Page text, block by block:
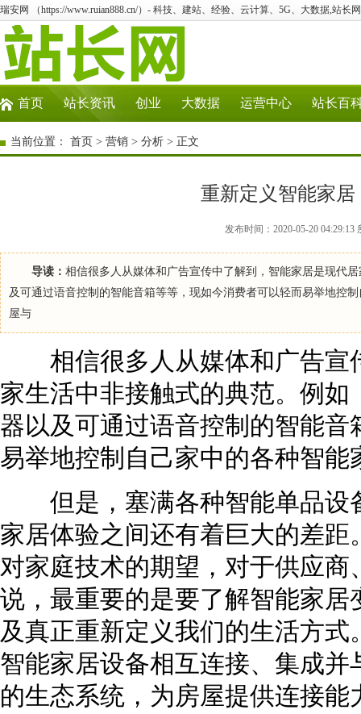
瑞安网 （https://www.ruian888.cn/）- 科技、建站、经验、云计算、5G、大数据,站长
首页 站长资讯 创业 大数据 运营中心 站长百
当前位置： 首页 > 营销 > 分析 > 正文
重新定义智能家居
发布时间：2020-05-20
导读： 相信很多人从媒体和广告宣传中了解到，智能家居是现代
及可通过语音控制的智能音箱等等，现如今消费者可以轻而易举地控
屋与
相信很多人从媒体和广告宣
家生活中非接触式的典范。例
器以及可通过语音控制的智能
易举地控制自己家中的各种智能
但是，塞满各种智能单品设
家居体验之间还有着巨大的差
对家庭技术的期望，对于供应
说，最重要的是要了解智能家
及真正重新定义我们的生活方
智能家居设备相互连接、集成
的生态系统，为房屋提供连接